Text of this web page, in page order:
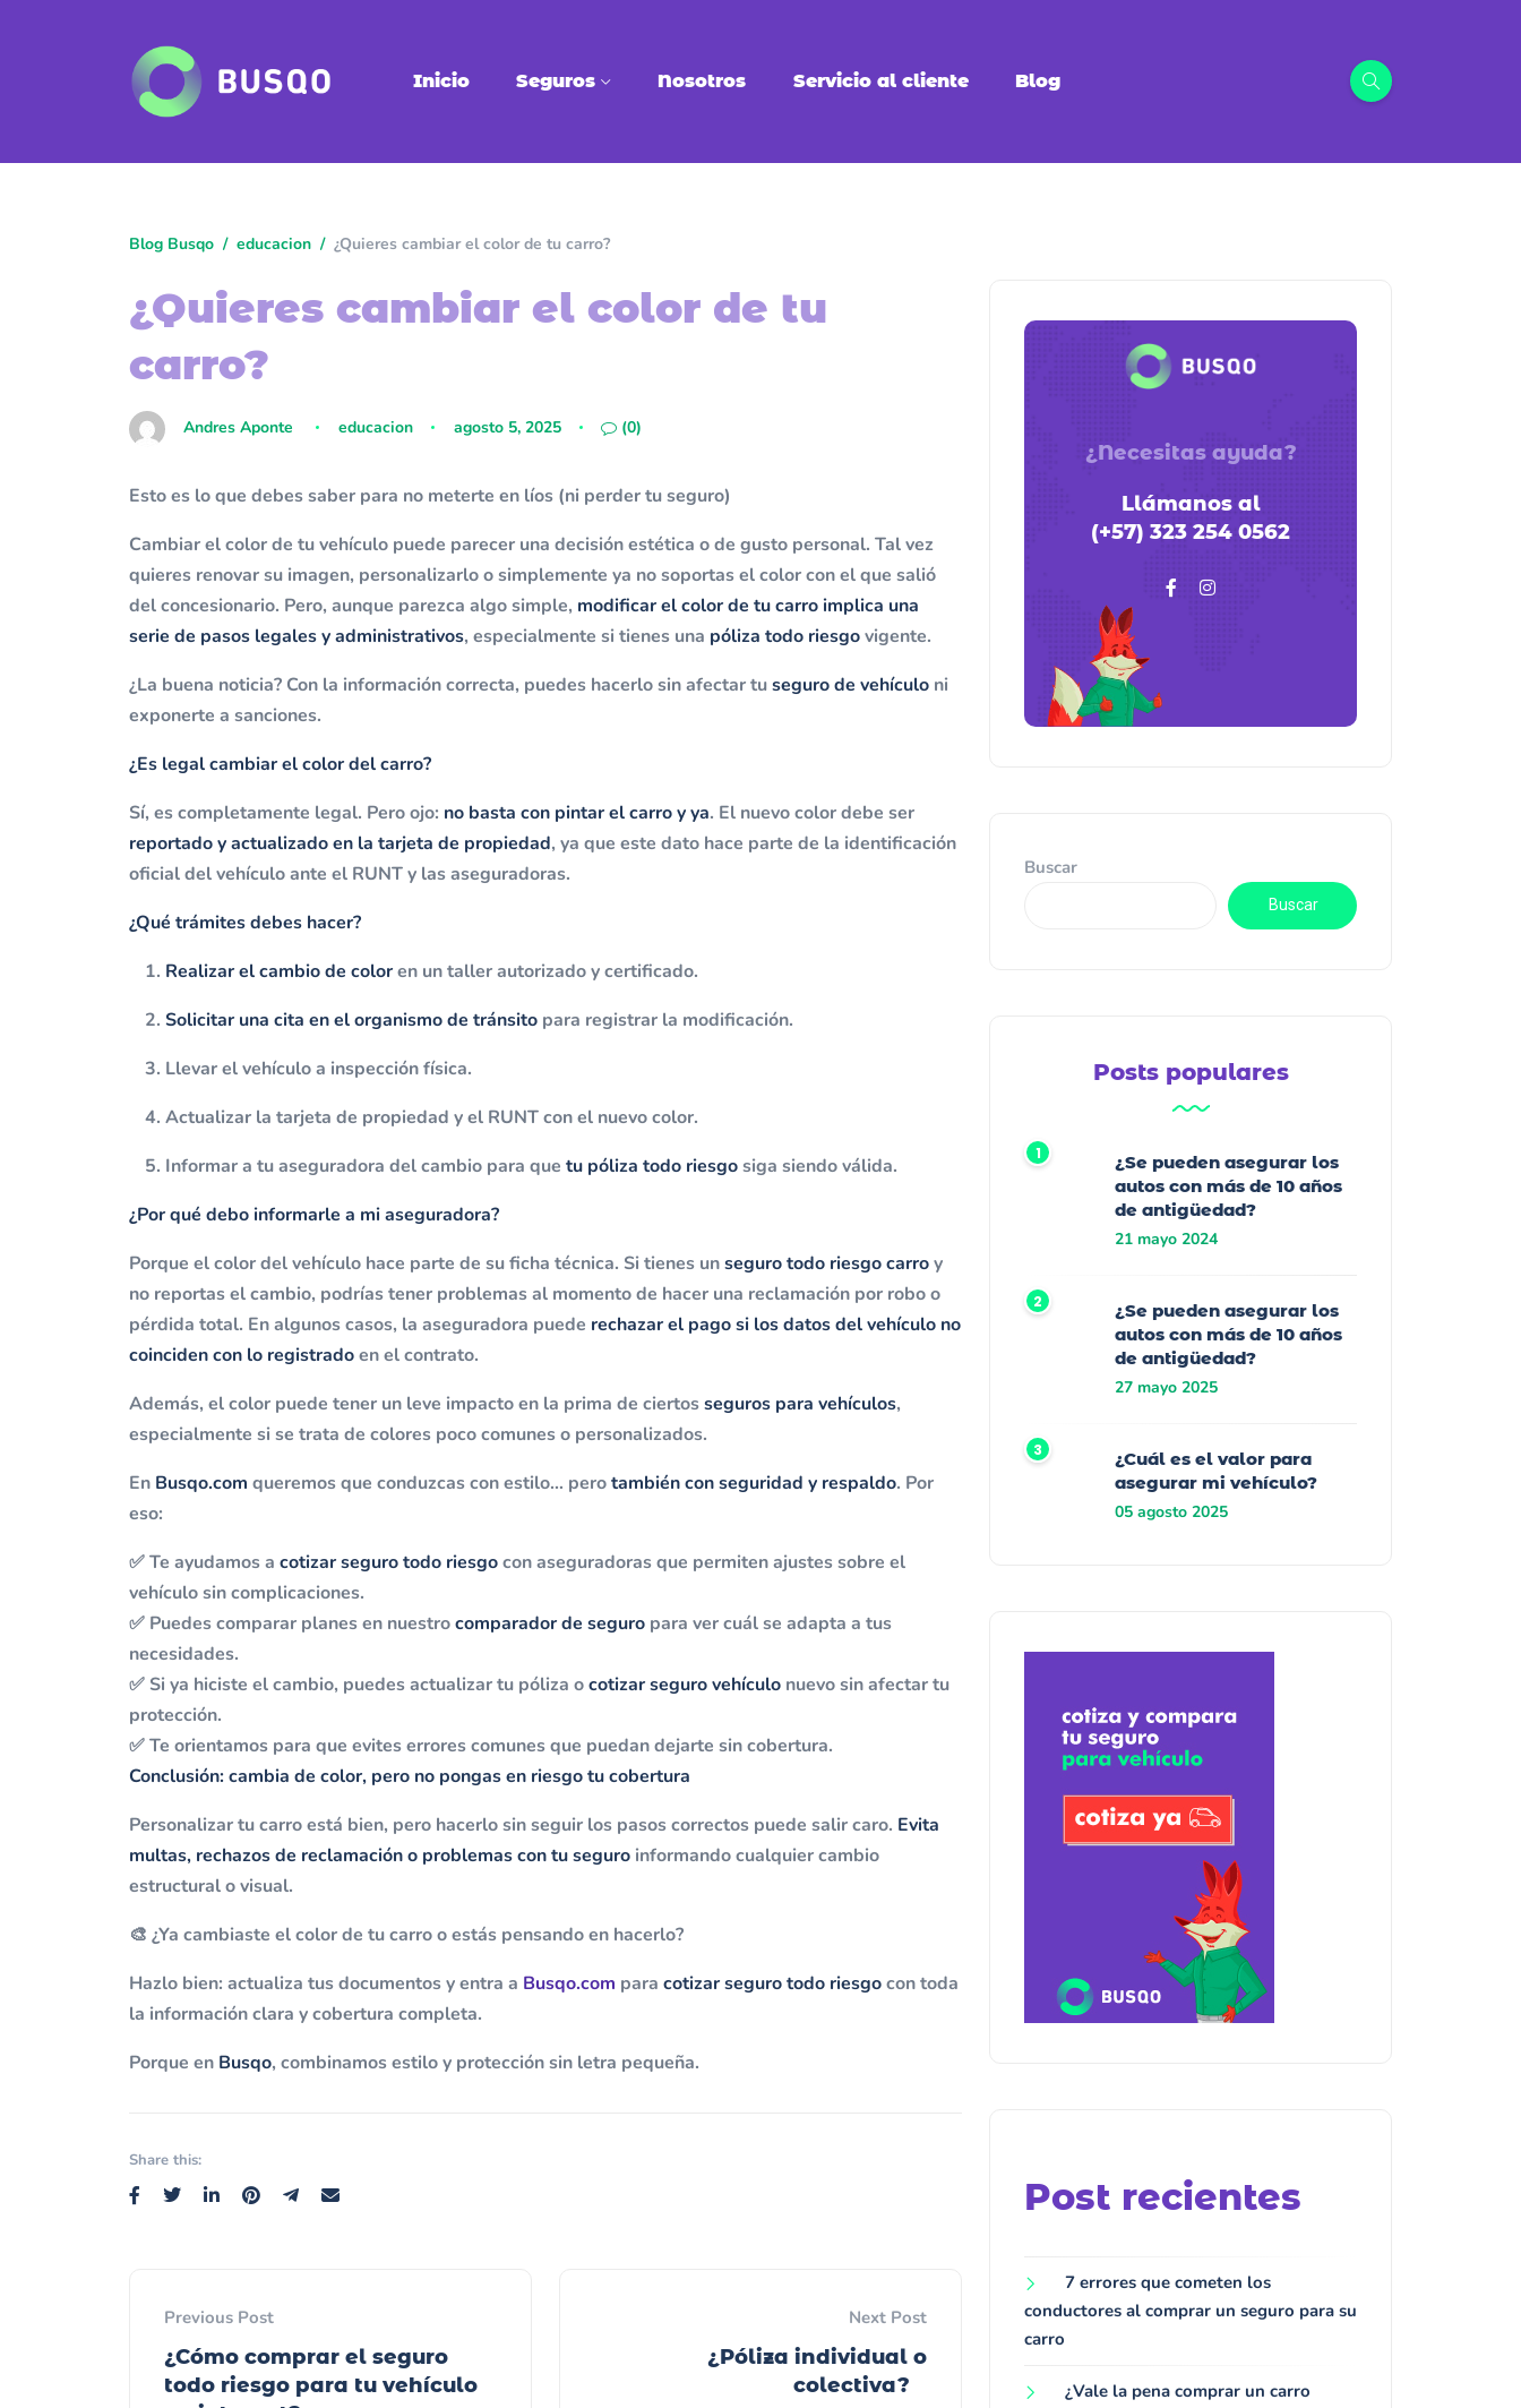
Inicio Seguros Nosotros Servicio al cliente Blog
Blog Busqo educacion ¿Quieres cambiar el color de tu carro?
¿Quieres cambiar el color de tu
carro?
Andres Aponte educacion agosto 5, 2025 (0)
Esto es lo que debes saber para no meterte en líos (ni perder tu seguro)
Cambiar el color de tu vehículo puede parecer una decisión estética o de gusto personal. Tal vez
quieres renovar su imagen, personalizarlo o simplemente ya no soportas el color con el que salió
del concesionario. Pero, aunque parezca algo simple, modificar el color de tu carro implica una
serie de pasos legales y administrativos, especialmente si tienes una póliza todo riesgovigente.
¿La buena noticia? Con la información correcta, puedes hacerlo sin afectar tuseguro de vehículo ni
exponerte a sanciones.
¿Es legal cambiar el color del carro?
Sí, es completamente legal. Pero ojo: no basta con pintar el carro y ya. El nuevo color debe ser
reportado y actualizado en la tarjeta de propiedad, ya que este dato hace parte de la identificación
oficial del vehículo ante el RUNT y las aseguradoras.
¿Qué trámites debes hacer?
Realizar el cambio de coloren un taller autorizado y certificado.
Solicitar una cita en el organismo de tránsito para registrar la modificación.
Llevar el vehículo a inspección física.
Actualizar la tarjeta de propiedad y el RUNT con el nuevo color.
Informar a tu aseguradora del cambio para que tu póliza todo riesgosiga siendo válida.
¿Por qué debo informarle a mi aseguradora?
Porque el color del vehículo hace parte de su ficha técnica. Si tienes unseguro todo riesgo carroy
no reportas el cambio, podrías tener problemas al momento de hacer una reclamación por robo o
pérdida total. En algunos casos, la aseguradora puede rechazar el pago si los datos del vehículo no
coinciden con lo registradoen el contrato.
Además, el color puede tener un leve impacto en la prima de ciertosseguros para vehículos,
especialmente si se trata de colores poco comunes o personalizados.
En Busqo.com queremos que conduzcas con estilo… perotambién con seguridad y respaldo. Por
eso:
✅ Te ayudamos a cotizar seguro todo riesgocon aseguradoras que permiten ajustes sobre el
vehículo sin complicaciones.
✅ Puedes comparar planes en nuestrocomparador de seguro para ver cuál se adapta a tus
necesidades.
✅ Si ya hiciste el cambio, puedes actualizar tu póliza ocotizar seguro vehículo nuevo sin afectar tu
protección.
✅ Te orientamos para que evites errores comunes que puedan dejarte sin cobertura.
Conclusión: cambia de color, pero no pongas en riesgo tu cobertura
Personalizar tu carro está bien, pero hacerlo sin seguir los pasos correctos puede salir caro. Evita
multas, rechazos de reclamación o problemas con tu seguro informando cualquier cambio
estructural o visual.
🎨 ¿Ya cambiaste el color de tu carro o estás pensando en hacerlo?
Hazlo bien: actualiza tus documentos y entra a Busqo.com para cotizar seguro todo riesgocon toda
la información clara y cobertura completa.
Porque en Busqo, combinamos estilo y protección sin letra pequeña.
Share this:
Previous Post
¿Cómo comprar el seguro
todo riesgo para tu vehículo
Next Post
¿Póliza individual o
colectiva?
¿Necesitas ayuda?
Llámanos al
(+57) 323 254 0562
Buscar
Buscar
Posts populares
¿Se pueden asegurar los
autos con más de 10 años
de antigüedad?
21 mayo 2024
¿Se pueden asegurar los
autos con más de 10 años
de antigüedad?
27 mayo 2025
¿Cuál es el valor para
asegurar mi vehículo?
05 agosto 2025
Post recientes
7 errores que cometen los
conductores al comprar un seguro para su
carro
¿Vale la pena comprar un carro